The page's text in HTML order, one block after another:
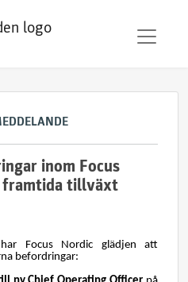
inom Focus
tillväxt
Focus Nordic glädjen att
befordringar: